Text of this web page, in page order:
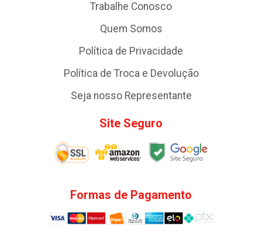
Trabalhe Conosco
Quem Somos
Política de Privacidade
Política de Troca e Devolução
Seja nosso Representante
Site Seguro
Formas de Pagamento